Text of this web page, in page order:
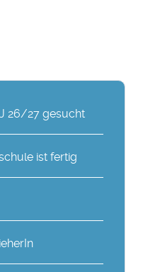
26/27 gesucht
ist fertig